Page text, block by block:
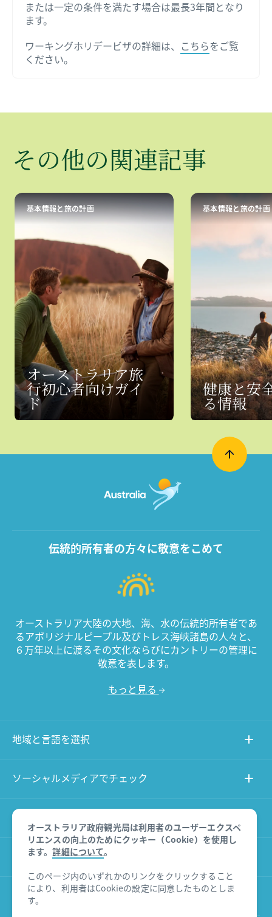
または一定の条件を満たす場合は最長3年間となり
ます。
ワーキングホリデービザの詳細は、 こちらをご覧
ください。
​その​他の​関連記事
基本情報と旅の計画
オーストラリア旅
行初心者向けガイ
ド
基本情報と旅の計画
健康と安
る情報
オーストラリア政府観光局は利用者のユーザーエクスペ
リエンスの向上のためにクッキー（Cookie）を使用し
ます。詳細について。
このページ内のいずれかのリンクをクリックすること
により、利用者はCookieの設定に同意したものとしま
す。
伝統的所有者の方々に敬意をこめて
オーストラリア大陸の大地、海、水の伝統的所有者であ
るアボリジナルピープル及びトレス海峡諸島の人々と、
６万年以上に渡るその文化ならびにカントリーの管理に
敬意を表します。
もっと見る
地域と言語を選択
ソーシャルメディアでチェック
このサイトについて
その他のサイト
商品に関する免責事項